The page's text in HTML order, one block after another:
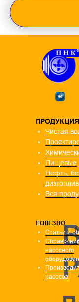
ПРОДУКЦИЯ
Чистая
Пищевые
Нефть,
Вся
ПОЛЕЗНО
Статьи и
Справочник
насосного
насосов